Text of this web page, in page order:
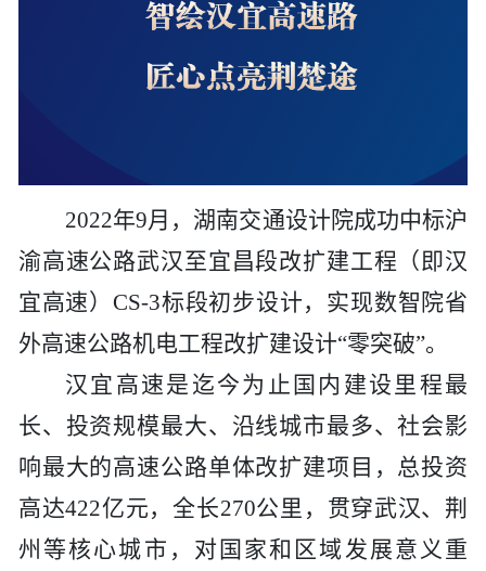
2022年9月， 湖南交通设计院成功中标沪
渝高速公路武汉至宜昌段改扩建工程（即汉
宜高速） CS-3标段初步设计，实现数智院省
外高速公路机电工程改扩建设计“零突破”。
汉宜高速是迄今为止国内建设里程最
长、投资规模最大、沿线城市最多、社会影
响最大的高速公路单体改扩建项目，总投资
高达422亿元，全长270公里，贯穿武汉、荆
州等核心城市，对国家和区域发展意义重